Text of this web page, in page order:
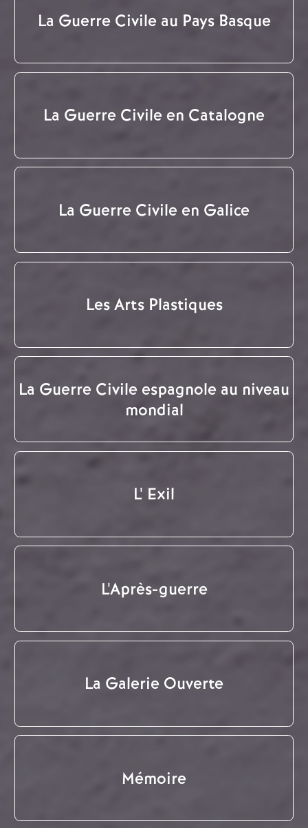
La Guerre Civile au Pays Basque
La Guerre Civile en Catalogne
La Guerre Civile en Galice
Les Arts Plastiques
La Guerre Civile espagnole au niveau
mondial
L' Exil
L'Après-guerre
La Galerie Ouverte
Mémoire